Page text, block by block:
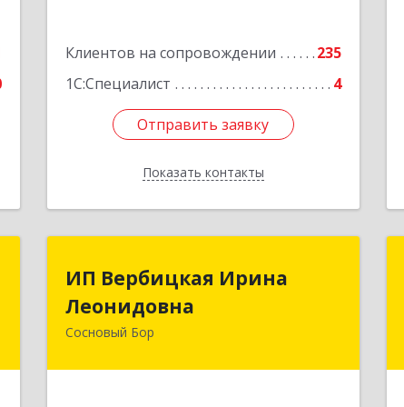
Клиентов на сопровождении
235
1С:Специалист
4
Отправить заявку
Показать контакты
Отправить заявку
Назад
ИП Вербицкая Ирина
Леонидовна
Сосновый Бор
ИП Вербицкая Ирина
Леонидовна
189540, Сосновый Бор г, Героев пр-кт,